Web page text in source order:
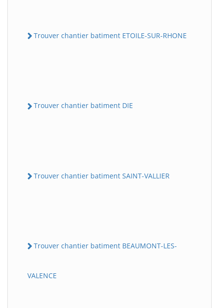
Trouver chantier batiment ETOILE-SUR-RHONE
Trouver chantier batiment DIE
Trouver chantier batiment SAINT-VALLIER
Trouver chantier batiment BEAUMONT-LES-
VALENCE